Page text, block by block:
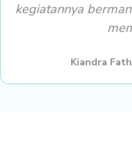
kegiatannya
Kiandra